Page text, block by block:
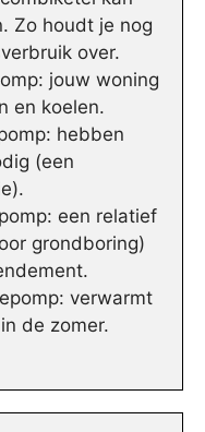
Zo houdt je nog
over.
jouw woning
en koelen.
hebben
(een
een relatief
grondboring)
verwarmt
de zomer.